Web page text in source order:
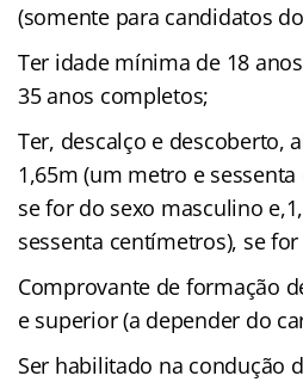
(somente para candidatos
Ter idade mínima de 18
35 anos completos;
Ter, descalço e descoberto,
1,65m (um metro e
se for do sexo masculino
sessenta centímetros), se
Comprovante de formação
e superior (a depender do
Ser habilitado na condução